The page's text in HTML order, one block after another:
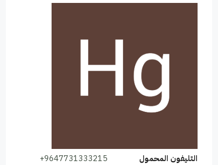
التليفون المحمول
+9647731333215